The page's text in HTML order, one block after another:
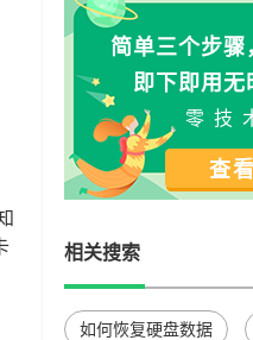
简单三个步骤
即下即用无
零技
查
相关搜索
如何恢复硬盘数据